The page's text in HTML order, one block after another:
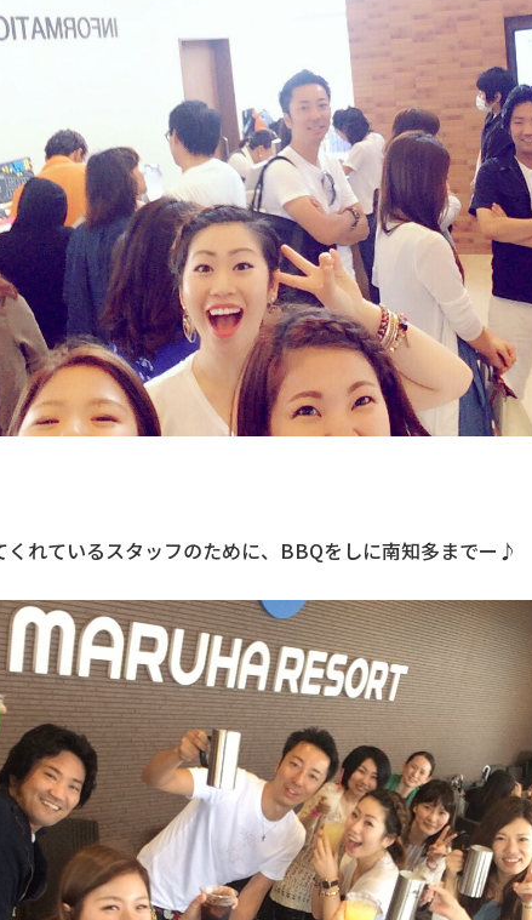
くれているスタッフのために、BBQをしに南知多までー♪